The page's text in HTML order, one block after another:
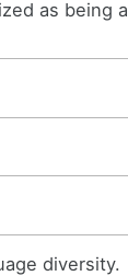
as being a
diversity.